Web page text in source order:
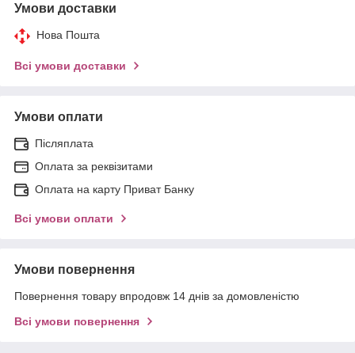
Умови доставки
Нова Пошта
Всі умови доставки
Умови оплати
Післяплата
Оплата за реквізитами
Оплата на карту Приват Банку
Всі умови оплати
Умови повернення
Повернення товару впродовж 14 днів за домовленістю
Всі умови повернення